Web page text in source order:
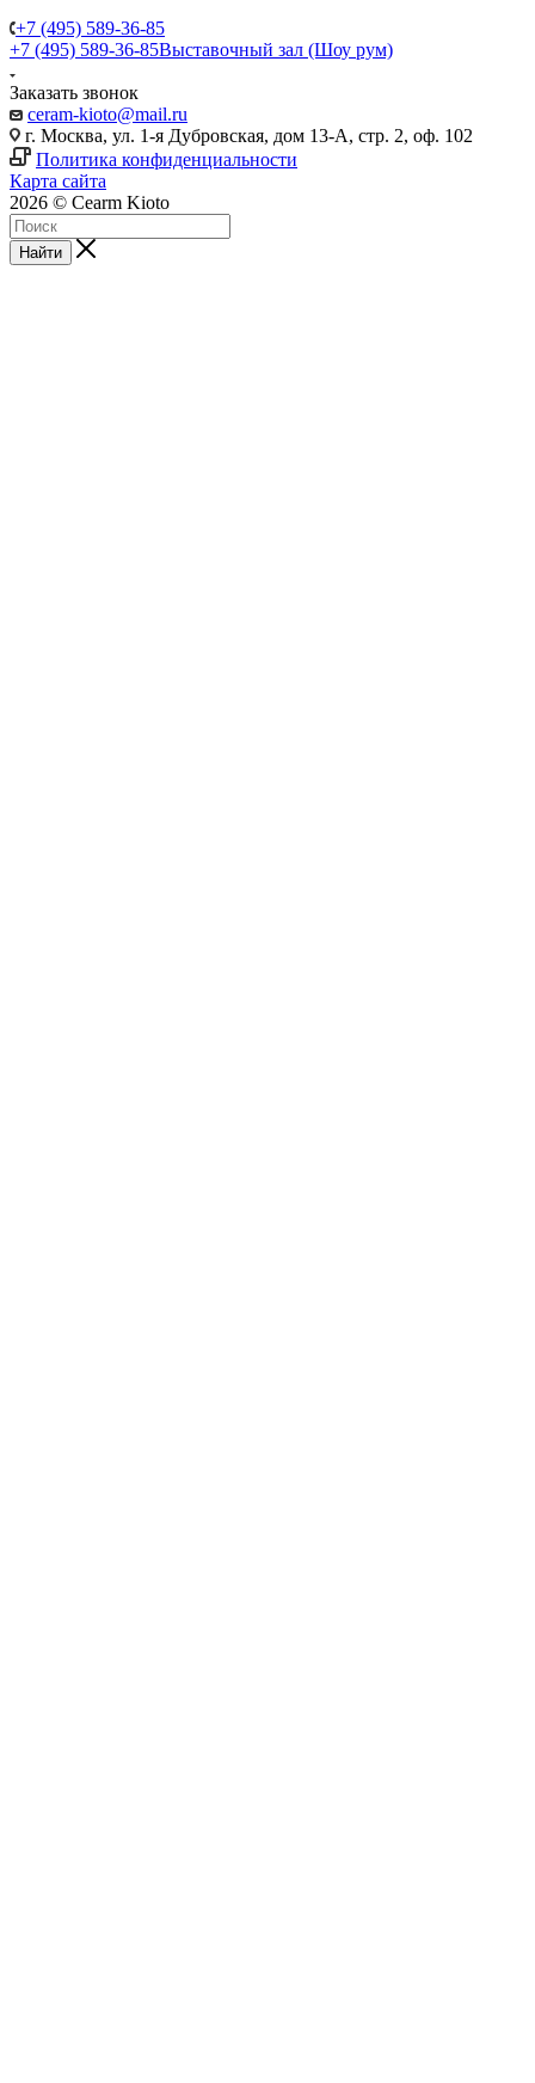
+7 (495) 589-36-85
+7 (495) 589-36-85Выставочный зал (Шоу рум)
Заказать звонок
ceram-kioto@mail.ru
г. Москва, ул. 1-я Дубровская, дом 13-А, стр. 2, оф. 102
Политика конфиденциальности
Карта сайта
2026 © Cearm Kioto
Найти